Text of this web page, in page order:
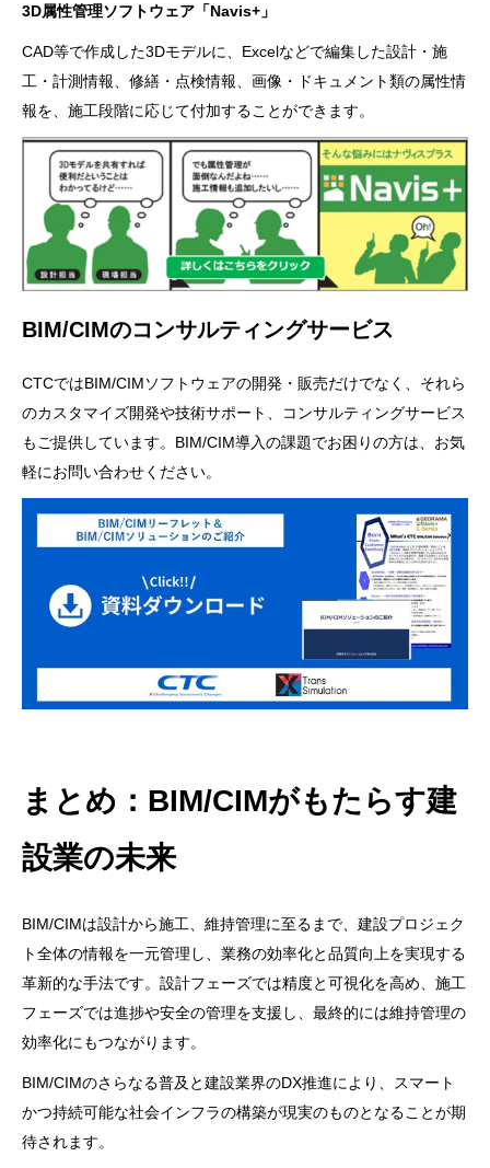
3D属性管理ソフトウェア「Navis+」
CAD等で作成した3Dモデルに、Excelなどで編集した設計・施
工・計測情報、修繕・点検情報、画像・ドキュメント類の属性情
報を、施工段階に応じて付加することができます。
BIM/CIMのコンサルティングサービス
CTCではBIM/CIMソフトウェアの開発・販売だけでなく、それら
のカスタマイズ開発や技術サポート、コンサルティングサービス
もご提供しています。BIM/CIM導入の課題でお困りの方は、お気
軽にお問い合わせください。
まとめ：BIM/CIMがもたらす建
設業の未来
BIM/CIMは設計から施工、維持管理に至るまで、建設プロジェク
ト全体の情報を一元管理し、業務の効率化と品質向上を実現する
革新的な手法です。設計フェーズでは精度と可視化を高め、施工
フェーズでは進捗や安全の管理を支援し、最終的には維持管理の
効率化にもつながります。
BIM/CIMのさらなる普及と建設業界のDX推進により、スマート
かつ持続可能な社会インフラの構築が現実のものとなることが期
待されます。